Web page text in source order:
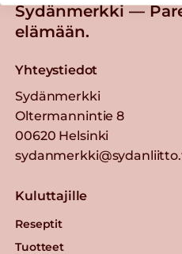
Sydänmerkki —
elämään.
Yhteystiedot
Sydänmerkki
Oltermannintie 8
00620 Helsinki
Kuluttajille
Reseptit
Tuotteet